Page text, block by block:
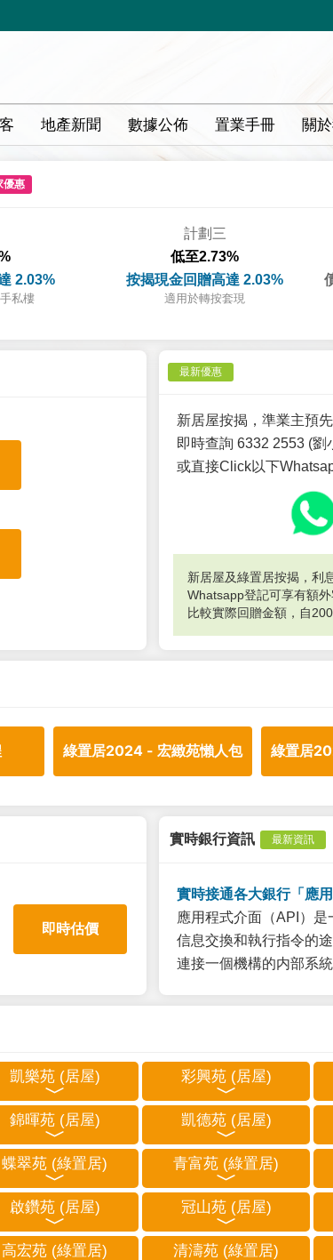
地產新聞 數據公佈 置業手冊 關
優惠
2.03%
私樓
計劃三
低至2.73%
按揭現金回贈高達 2.03%
適用於轉按套現
最新優惠
新居屋按揭，準業主預
即時查詢 6332 2553 (劉
或直接Click以下
新居屋及綠置居按揭，利
Whatsapp登記可享有額
比較實際回贈金額，自
綠置居2024 - 宏緻苑懶人包 綠置居
即時估價
實時銀行資訊 最新資訊
實時接通各大銀行「應
應用程式介面（API）
信息交換和執行指令的
連接一個機構的内部系統
凱樂苑 (居屋) 彩興苑 (居屋)
錦暉苑 (居屋) 凱德苑 (居屋)
蝶翠苑 (綠置居) 青富苑 (綠置居)
啟鑽苑 (居屋) 冠山苑 (居屋)
高宏苑 (綠置居) 清濤苑 (綠置居)